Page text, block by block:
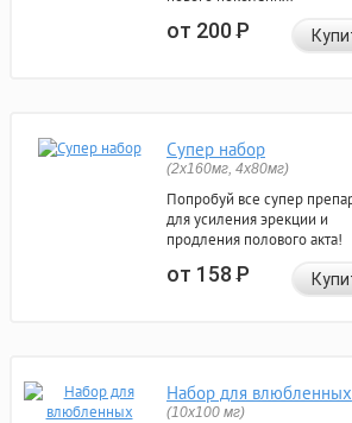
от 200Р
Супер набор
(2х160мг, 4х80мг)
Попробуй все супер
для усиления эрекции и
продления полового акта!
от 158Р
Набор для влюбленных
(10х100 мг)